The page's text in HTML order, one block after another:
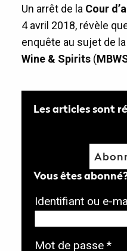
Un arrêt de la Cour
4 avril 2018, révèle que
enquête au sujet de
Wine & Spirits(
Les articles sont
Vous êtes
Identifiant ou e-
Mot de passe *O